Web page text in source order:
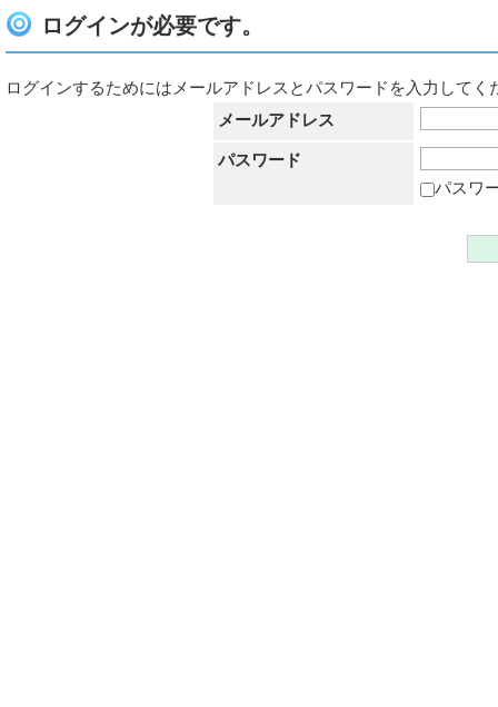
ログインが必要です。
ログインするためにはメールアドレスとパスワードを入力してく
メールアドレス
パスワード
パスワ